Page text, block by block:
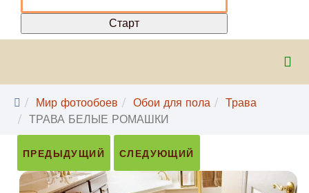
Мир фотообоев Обои для пола
Трава
ТРАВА БЕЛЫЕ РОМАШКИ
ПРЕДЫДУЩИЙ СЛЕДУЮЩИЙ